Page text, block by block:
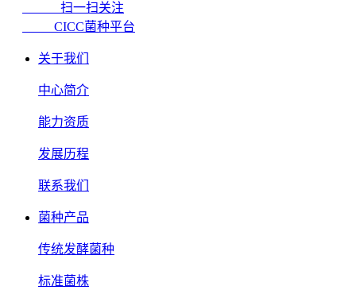
扫一扫关注
CICC菌种平台
关于我们
中心简介
能力资质
发展历程
联系我们
菌种产品
传统发酵菌种
标准菌株